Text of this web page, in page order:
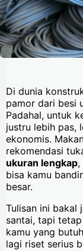
Di dunia
pamor dari besi
Padahal, untuk
justru lebih pas,
ekonomis.
rekomendasi
ukuran lengkap,
bisa kamu
besar.
Tulisan ini bakal
santai, tapi
kamu yang
lagi riset serius